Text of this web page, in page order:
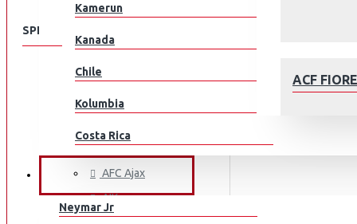
ACF
Kamerun
Kanada
Chile
Kolumbia
Costa Rica
Kroatia
Tšekki
JALKAPALLOILIJAT
Neymar Jr
SPEISEKARTE
KLUBEILLE
Aberdeen
ACF Fiorentina
AFC Ajax
AIK